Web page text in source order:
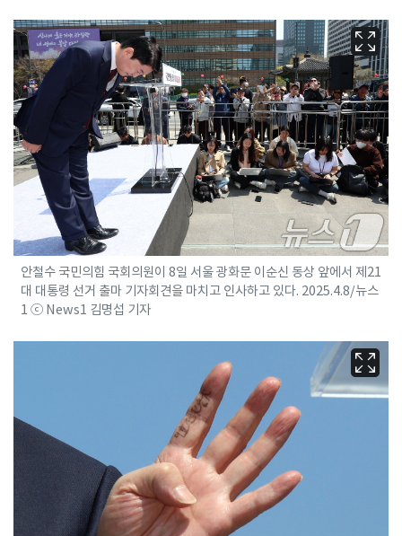
안철수 국민의힘 국회의원이 8일 서울 광화문 이순신 동상 앞에서 제21
대 대통령 선거 출마 기자회견을 마치고 인사하고 있다. 2025.4.8/뉴스
1 ⓒ News1 김명섭 기자